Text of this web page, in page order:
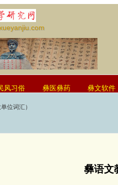
风习俗 彝医彝药 彝文软件
位词汇）
彝语文